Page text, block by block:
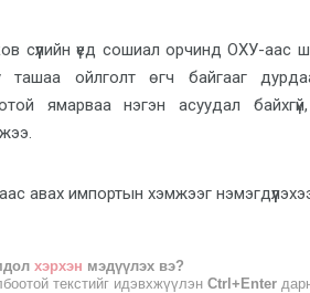
сүүлийн үед сошиал орчинд ОХУ-аас
ташаа ойлголт өгч байгааг
ямарваа нэгэн асуудал байхгүй,
авах импортын хэмжээг
хэрхэн мэдүүлэх вэ?
текстийг идэвхжүүлэн Ctrl+Enter